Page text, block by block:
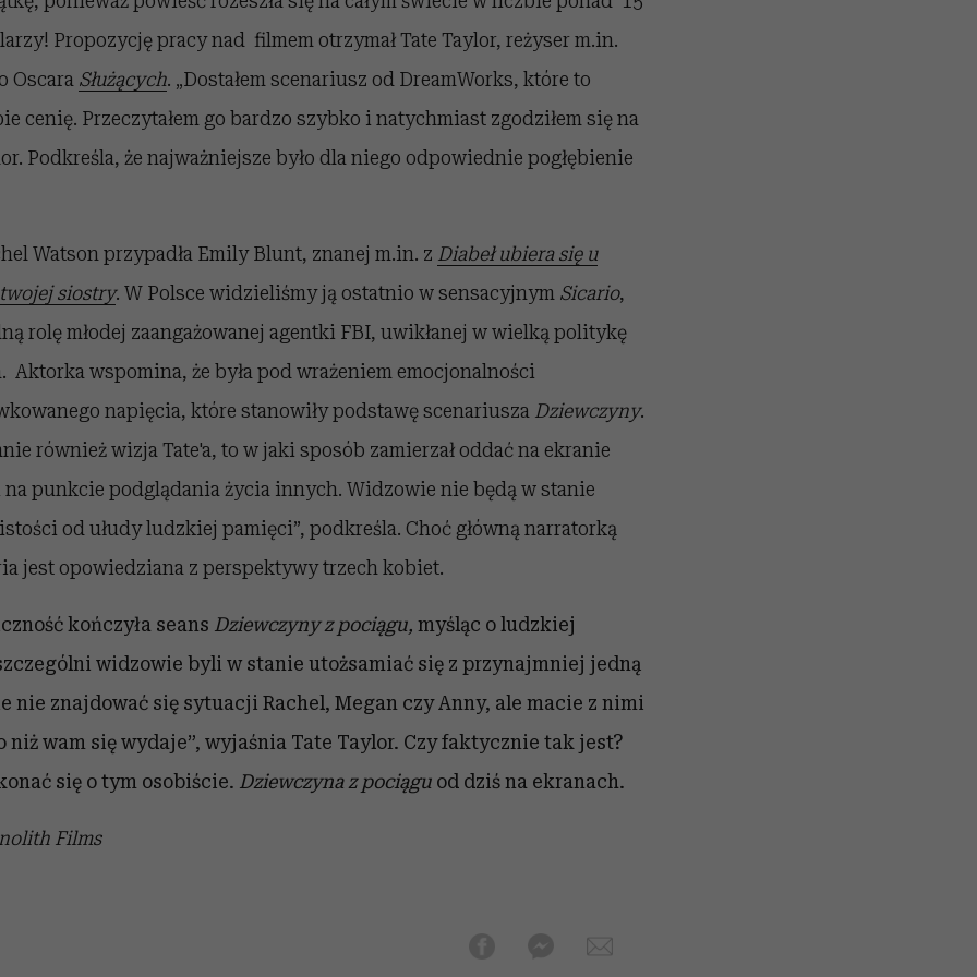
Propozycję pracy nad filmem otrzymał Tate Taylor, reżyser m.in.
Oscara Służących. „Dostałem scenariusz od DreamWorks, które to
cenię. Przeczytałem go bardzo szybko i natychmiast zgodziłem się na
Podkreśla, że najważniejsze było dla niego odpowiednie pogłębienie
Watson przypadła Emily Blunt, znanej m.in. z Diabeł ubiera się u
siostry. W Polsce widzieliśmy ją ostatnio w sensacyjnym Sicario,
rolę młodej zaangażowanej agentki FBI, uwikłanej w wielką politykę
Aktorka wspomina, że była pod wrażeniem emocjonalności
napięcia, które stanowiły podstawę scenariusza Dziewczyny.
również wizja Tate'a, to w jaki sposób zamierzał oddać na ekranie
punkcie podglądania życia innych. Widzowie nie będą w stanie
od ułudy ludzkiej pamięci”, podkreśla. Choć główną narratorką
jest opowiedziana z perspektywy trzech kobiet.
kończyła seans Dziewczyny z pociągu, myśląc o ludzkiej
widzowie byli w stanie utożsamiać się z przynajmniej jedną
nie znajdować się sytuacji Rachel, Megan czy Anny, ale macie z nimi
niż wam się wydaje”, wyjaśnia Tate Taylor. Czy faktycznie tak jest?
się o tym osobiście. Dziewczyna z pociąguod dziś na ekranach.
Films